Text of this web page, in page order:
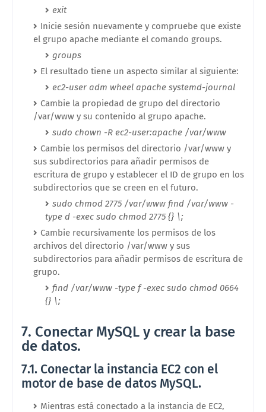
exit
Inicie sesión nuevamente y compruebe que existe
el grupo apache mediante el comando groups.
groups
El resultado tiene un aspecto similar al siguiente:
ec2-user adm wheel apache systemd-journal
Cambie la propiedad de grupo del directorio
/var/www y su contenido al grupo apache.
sudo chown -R ec2-user:apache /var/www
Cambie los permisos del directorio /var/www y
sus subdirectorios para añadir permisos de
escritura de grupo y establecer el ID de grupo en los
subdirectorios que se creen en el futuro.
sudo chmod 2775 /var/www find /var/www -
type d -exec sudo chmod 2775 {} \;
Cambie recursivamente los permisos de los
archivos del directorio /var/www y sus
subdirectorios para añadir permisos de escritura de
grupo.
find /var/www -type f -exec sudo chmod 0664
{} \;
7. Conectar MySQL y crear la base
de datos.
7.1. Conectar la instancia EC2 con el
motor de base de datos MySQL.
Mientras está conectado a la instancia de EC2,